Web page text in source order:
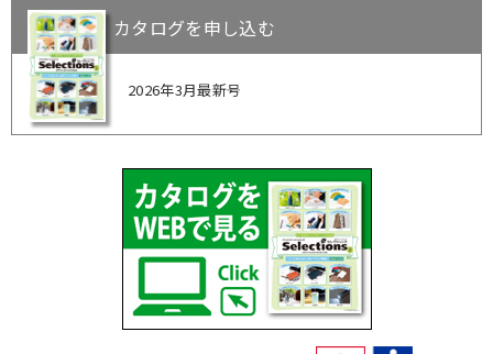
カタログを申し込む
2026年3月最新号